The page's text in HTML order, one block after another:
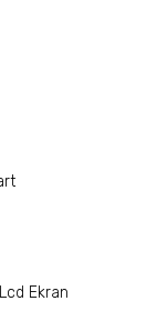
Ekran